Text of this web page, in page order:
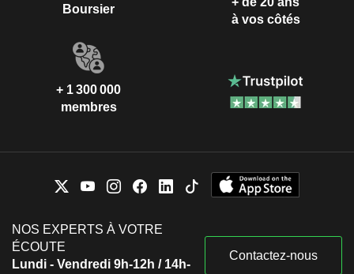
Boursier
à vos côtés
+ 1 300 000
membres
NOS EXPERTS À VOTRE
ÉCOUTE
Lundi - Vendredi 9h-12h / 14h-
Contactez-nous